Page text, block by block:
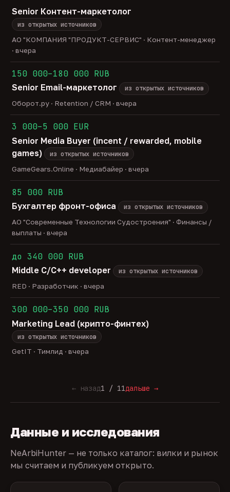
Senior Контент-маркетолог
из открытых источников
АО "КОМПАНИЯ "ПРОДУКТ-СЕРВИС" · Контент-менеджер
· вчера
150 000–180 000 RUB
Senior Email-маркетолог
из открытых источников
Оборот.ру · Retention / CRM · вчера
3 000–5 000 EUR
Senior Media Buyer (incent / rewarded, mobile
games)
из открытых источников
GameGears.Online · Медиабайер · вчера
85 000 RUB
Бухгалтер фронт-офиса
из открытых источников
АО "Современные Технологии Судостроения" · Финансы /
выплаты · вчера
до 340 000 RUB
Middle C/C++ developer
из открытых источников
RED · Разработчик · вчера
300 000–350 000 RUB
Marketing Lead (крипто-финтех)
из открытых источников
GetIT · Тимлид · вчера
← назад1 / 11дальше →
Данные и исследования
NeArbiHunter — не только каталог: вилки и рынок
мы считаем и публикуем открыто.